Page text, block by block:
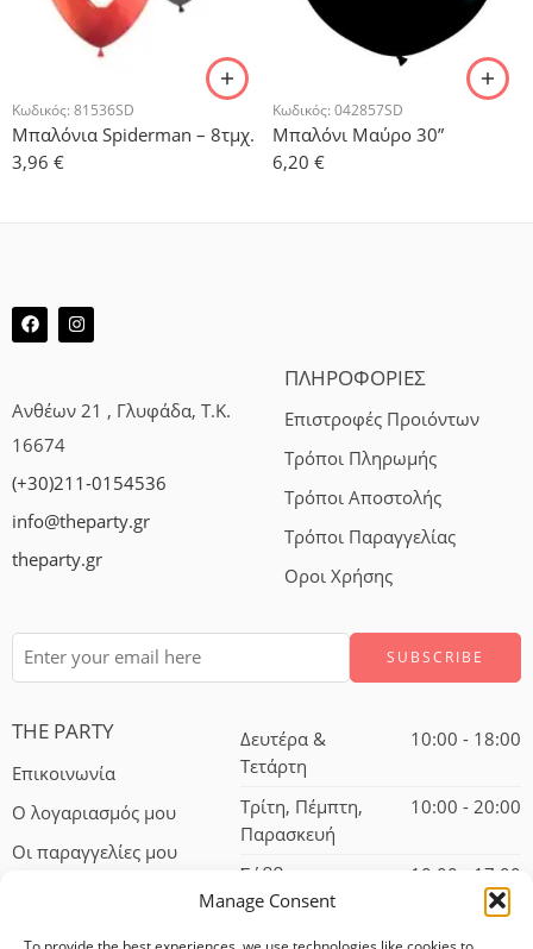
Manage Consent
Κωδικός: 81536SD
Μπαλόνια Spiderman – 8τμχ.
3,96 €
Κωδικός: 042857SD
Μπαλόνι Μαύρο 30”
6,20 €
Ανθέων 21 , Γλυφάδα, Τ.Κ.
16674
(+30)211-0154536
info@theparty.gr
theparty.gr
ΠΛΗΡΟΦΟΡΙΕΣ
Επιστροφές Προιόντων
Τρόποι Πληρωμής
Τρόποι Αποστολής
Τρόποι Παραγγελίας
Οροι Χρήσης
THE PARTY
Επικοινωνία
Ο λογαριασμός μου
Οι παραγγελίες μου
Δευτέρα &
Τετάρτη
10:00 - 18:00
Τρίτη, Πέμπτη,
Παρασκευή
10:00 - 20:00
Σάββατο 10:00 - 17:00